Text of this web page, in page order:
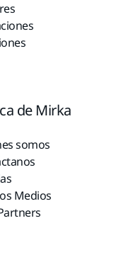
de Mirka
somos
Medios